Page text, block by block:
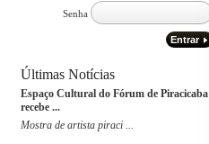
Senha
Entrar
Últimas Notícias
Espaço Cultural do Fórum de Piracicaba
recebe ...
Mostra de artista piraci ...